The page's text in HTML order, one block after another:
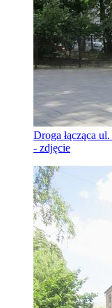
Droga łącząca
- zdjęcie